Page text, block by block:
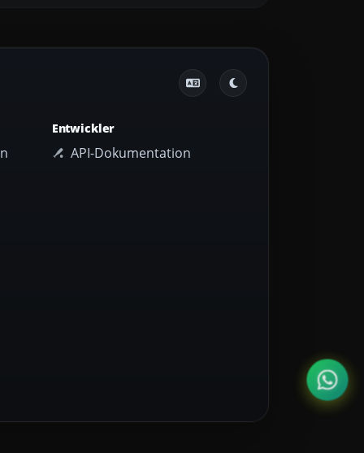
Entwickler
API-Dokumentation